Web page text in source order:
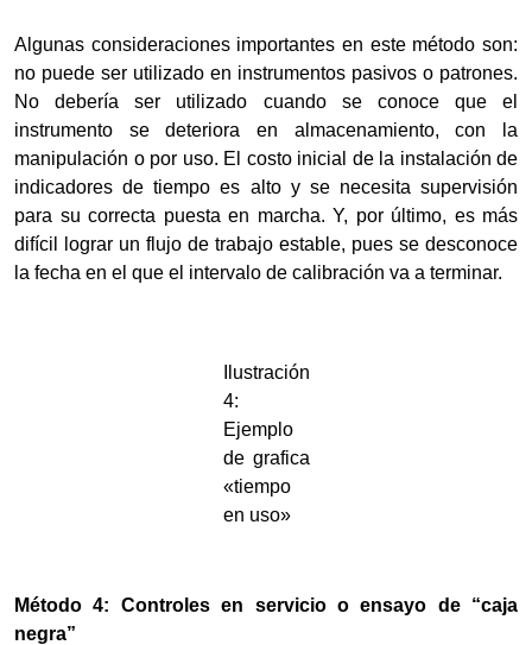
Algunas consideraciones importantes en este método son:
no puede ser utilizado en instrumentos pasivos o patrones.
No debería ser utilizado cuando se conoce que el
instrumento se deteriora en almacenamiento, con la
manipulación o por uso. El costo inicial de la instalación de
indicadores de tiempo es alto y se necesita supervisión
para su correcta puesta en marcha. Y, por último, es más
difícil lograr un flujo de trabajo estable, pues se desconoce
la fecha en el que el intervalo de calibración va a terminar.
Ilustración
4:
Ejemplo
de grafica
«tiempo
en uso»
Método 4: Controles en servicio o ensayo de “caja
negra”